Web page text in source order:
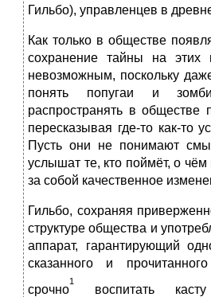
Гильбо), управленцев в
Как только в обществе
сохранение тайны на этих
невозможным, поскольку
понять попугаи и
распространять в обществе
пересказывая где-то как-то
Пусть они не понимают
услышат те, кто поймёт, о чём
за собой качественное
Гильбо, сохраняя
структуре общества и
аппарат, гарантирующий
сказанного и
срочно
1
воспитать